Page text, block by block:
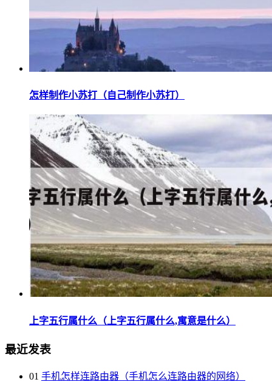
怎样制作小苏打（自己制作小苏打）
上字五行属什么（上字五行属什么,寓意是什么）
最近发表
01 手机怎样连路由器（手机怎么连路由器的网络）